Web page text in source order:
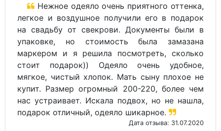
Нежное одеяло очень приятного оттенка,
легкое и воздушное получили его в подарок
на свадьбу от свекрови. Документы были в
упаковке, но стоимость была замазана
маркером и я решила посмотреть, сколько
стоит подарок)) Одеяло очень удобное,
мягкое, чистый хлопок. Мать сыну плохое не
купит. Размер огромный 200-220, более чем
нас устраивает. Искала подвох, но не нашла,
подарок отличный, одеяло шикарное.
Дата отзыва: 31.07.2020